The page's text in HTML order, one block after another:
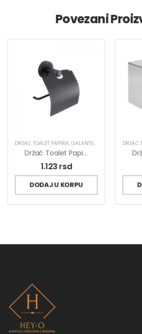
Povezani
DRŽAČ TOALET PAPIRA, GALANTERIJA
Držač Toalet Papira MINOTTI DARK ELEGANCE
1.123 rsd
DODAJ U KORPU
DRŽAČ